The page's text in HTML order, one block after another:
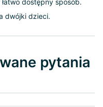
dwójki dzieci.
pytania